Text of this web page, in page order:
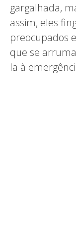
gargalhada,
assim, eles
preocupados
que se
la à